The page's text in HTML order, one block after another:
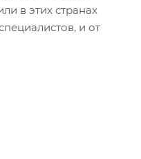
в этих странах
и от